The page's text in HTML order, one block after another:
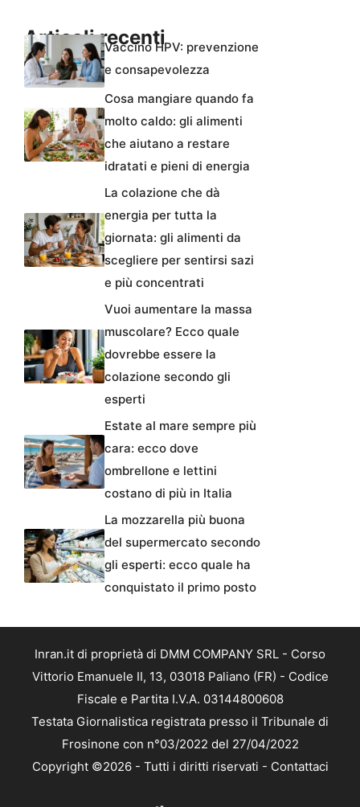
Articoli recentiVaccino HPV: prevenzione
e consapevolezza
Cosa mangiare quando fa
molto caldo: gli alimenti
che aiutano a restare
idratati e pieni di energia
La colazione che dà
energia per tutta la
giornata: gli alimenti da
scegliere per sentirsi sazi
e più concentrati
Vuoi aumentare la massa
muscolare? Ecco quale
dovrebbe essere la
colazione secondo gli
esperti
Estate al mare sempre più
cara: ecco dove
ombrellone e lettini
costano di più in Italia
La mozzarella più buona
del supermercato secondo
gli esperti: ecco quale ha
conquistato il primo posto
Inran.it di proprietà di DMM COMPANY SRL - Corso
Vittorio Emanuele II, 13, 03018 Paliano (FR) - Codice
Fiscale e Partita I.V.A. 03144800608
Testata Giornalistica registrata presso il Tribunale di
Frosinone con n°03/2022 del 27/04/2022
Copyright ©2026 - Tutti i diritti riservati - Contattaci